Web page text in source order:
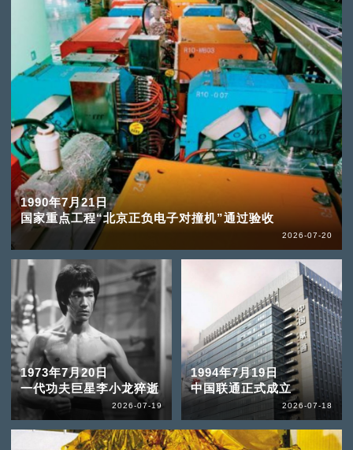
1990年7月21日
国家重点工程“北京正负电子对撞机”通过验收
2026-07-20
1973年7月20日
一代功夫巨星李小龙猝逝
2026-07-19
1994年7月19日
中国联通正式成立
2026-07-18